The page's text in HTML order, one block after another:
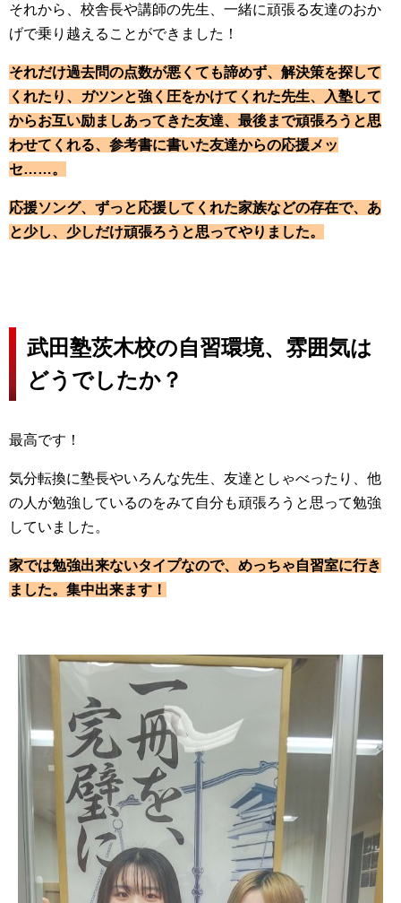
それから、校舎長や講師の先生、一緒に頑張る友達のおか
げで乗り越えることができました！
それだけ過去問の点数が悪くても諦めず、解決策を探して
くれたり、ガツンと強く圧をかけてくれた先生、入塾して
からお互い励ましあってきた友達、最後まで頑張ろうと思
わせてくれる、参考書に書いた友達からの応援メッ
セ……。
応援ソング、ずっと応援してくれた家族などの存在で、あ
と少し、少しだけ頑張ろうと思ってやりました。
武田塾茨木校の自習環境、雰囲気は
どうでしたか？
最高です！
気分転換に塾長やいろんな先生、友達としゃべったり、他
の人が勉強しているのをみて自分も頑張ろうと思って勉強
していました。
家では勉強出来ないタイプなので、めっちゃ自習室に行き
ました。集中出来ます！